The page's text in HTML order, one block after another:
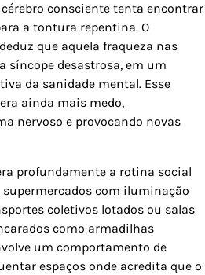
cérebro consciente tenta encontrar
a tontura repentina. O
que aquela fraqueza nas
síncope desastrosa, em um
da sanidade mental. Esse
ainda mais medo,
nervoso e provocando novas
profundamente a rotina social
supermercados com iluminação
coletivos lotados ou salas
como armadilhas
um comportamento de
espaços onde acredita que o